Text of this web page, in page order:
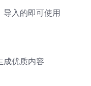
导入的即可使用
成优质内容